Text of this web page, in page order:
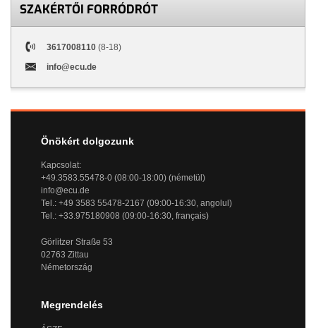
SZAKÉRTŐI FORRÓDRÓT
3617008110 (8-18)
info@ecu.de
Önökért dolgozunk
Kapcsolat:
+49.3583.55478-0 (08:00-18:00) (németül)
info@ecu.de
Tel.: +49 3583 55478-2167 (09:00-16:30, angolul)
Tel.: +33.975180908 (09:00-16:30, français)
Görlitzer Straße 53
02763 Zittau
Németország
Megrendelés